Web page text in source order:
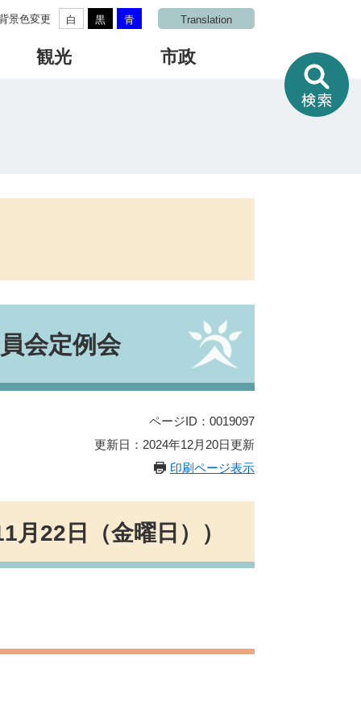
景色変更 白 黒 青 Translation
観光 市政
情
報
を
会定例会
ページID：0019097
更新日：2024年12月20日更新
印刷ページ表示
月22日（金曜日））